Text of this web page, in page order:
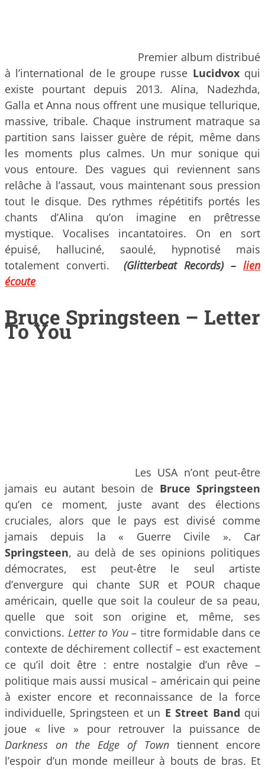
Premier album distribué
à l’international de le groupe russe Lucidvoxqui
existe pourtant depuis 2013. Alina, Nadezhda,
Galla et Anna nous offrent une musique tellurique,
massive, tribale. Chaque instrument matraque sa
partition sans laisser guère de répit, même dans
les moments plus calmes. Un mur sonique qui
vous entoure. Des vagues qui reviennent sans
relâche à l’assaut, vous maintenant sous pression
tout le disque. Des rythmes répétitifs portés les
chants d’Alina qu’on imagine en prêtresse
mystique. Vocalises incantatoires. On en sort
épuisé, halluciné, saoulé, hypnotisé mais
totalement converti. (Glitterbeat Records) – lien
écoute
Bruce Springsteen – Letter
To You
Les USA n’ont peut-être
jamais eu autant besoin de Bruce Springsteen
qu’en ce moment, juste avant des élections
cruciales, alors que le pays est divisé comme
jamais depuis la « Guerre Civile ». Car
Springsteen, au delà de ses opinions politiques
démocrates, est peut-être le seul artiste
d’envergure qui chante SUR et POUR chaque
américain, quelle que soit la couleur de sa peau,
quelle que soit son origine et, même, ses
convictions. Letter to You– titre formidable dans ce
contexte de déchirement collectif – est exactement
ce qu’il doit être : entre nostalgie d’un rêve –
politique mais aussi musical – américain qui peine
à exister encore et reconnaissance de la force
individuelle, Springsteen et un E Street Band qui
joue « live » pour retrouver la puissance de
Darkness on the Edge of Town tiennent encore
l’espoir d’un monde meilleur à bouts de bras. Et